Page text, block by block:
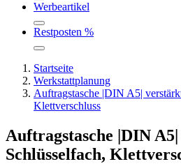
Werbeartikel
Restposten %
Startseite
Werkstattplanung
Auftragstasche |DIN A5|
Klettverschluss
Auftragstasche |DIN
Schlüsselfach,